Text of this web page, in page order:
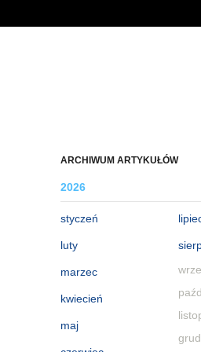
ARCHIWUM ARTYKUŁÓW
2026
styczeń
luty
marzec
kwiecień
maj